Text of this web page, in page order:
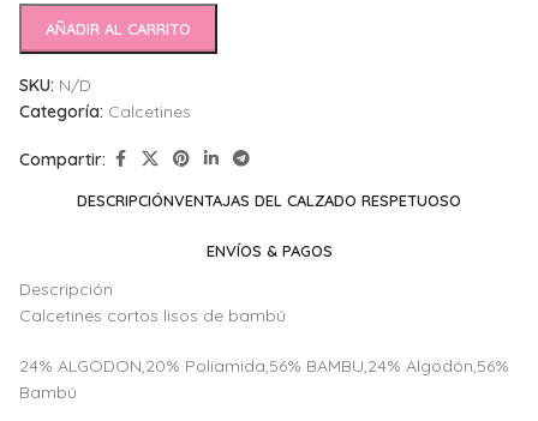
AÑADIR AL CARRITO
SKU: N/D
Categoría: Calcetines
Compartir:
DESCRIPCIÓNVENTAJAS DEL CALZADO RESPETUOSO
ENVÍOS & PAGOS
Descripción
Calcetines cortos lisos de bambú
24% ALGODON,20% Poliamida,56% BAMBU,24% Algodón,56%
Bambú